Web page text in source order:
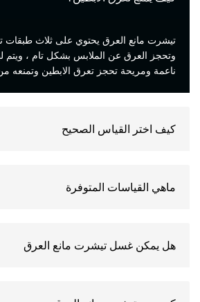
تيشرت مانع العرق يحتوي على ثلاث طبقات
وتحجز العرق عن الملابس بشكل تام ، ويتم
ناعمة ومريحة تحجز تعرق الابطين وتمنعه
كيف اختر القياس الصحيح
ماهي القياسات المتوفرة
هل يمكن غسل تيشرت مانع العرق